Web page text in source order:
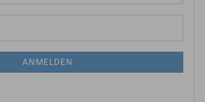
ANMELDEN